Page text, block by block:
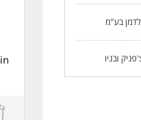
בע"מ
ובניו